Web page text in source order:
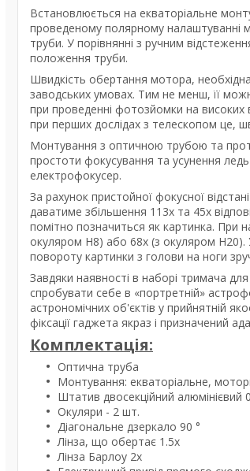
Встановлюється на екваторіальне
проведеному полярному налаштуванні
труби. У порівнянні з ручним
положення труби.
Швидкість обертання мотора,
заводських умовах. Тим не менш, її
при проведенні фотозйомки на високих
при перших дослідах з телескопом це,
Монтування з оптичною трубою та
простоти фокусування та усунення
електрофокусер.
За рахунок пристойної фокусної
даватиме збільшення 113x та 45x
помітно позначиться як картинка. При
окуляром H8) або 68x (з окуляром H20).
повороту картинки з голови на ноги
Завдяки наявності в наборі тримача
спробувати себе в «портретній»
астрономічних об'єктів у прийнятній
фіксації гаджета якраз і призначений
Комплектація:
Оптична труба
Монтування: екваторіальне,
Штатив двосекційний алюмінієвий
Окуляри - 2 шт.
Діагональне дзеркало 90 °
Лінза, що обертає 1.5x
Лінза Барлоу 2x